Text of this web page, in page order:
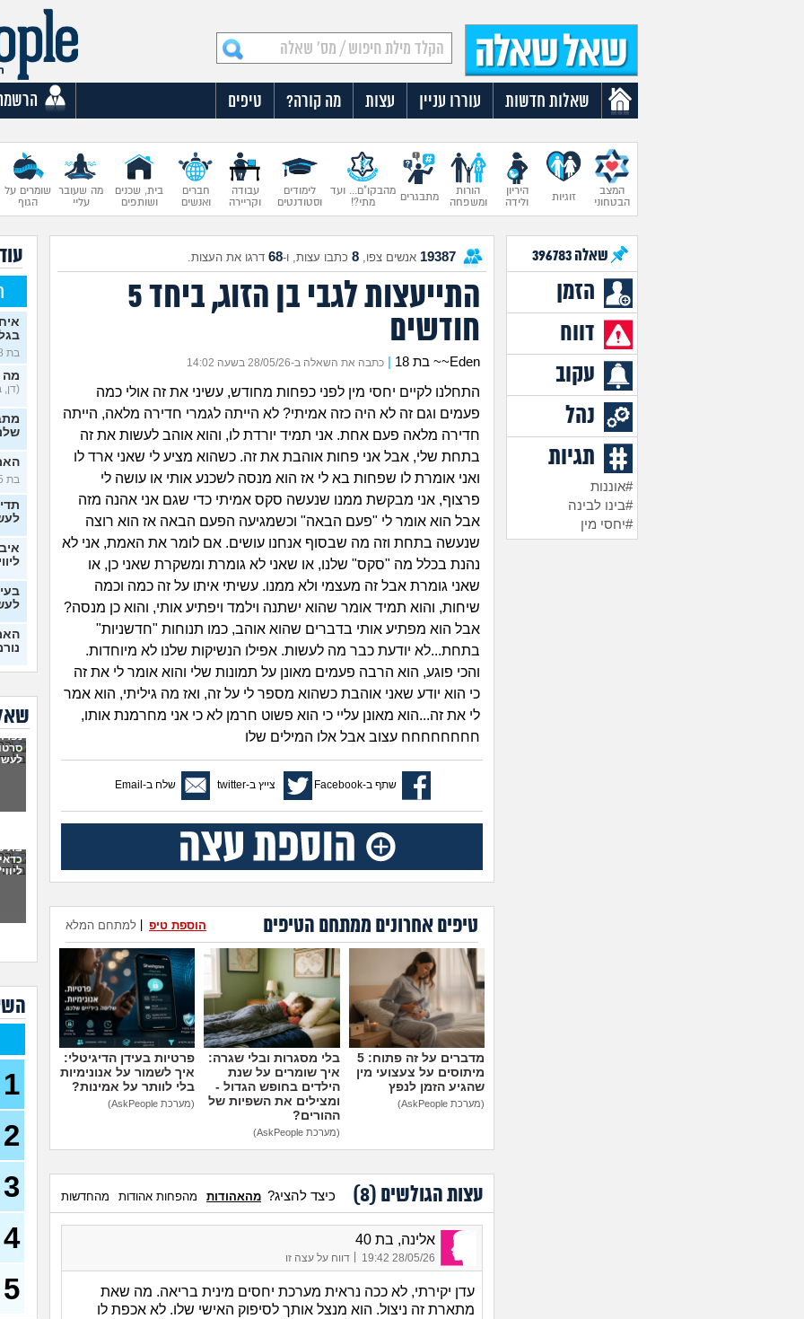
שאלות חדשות עוררו עניין עצות מה קורה? טיפים
המצב
הבטחוני
זוגיות
היריון
ולידה
הורות
ומשפחה
מתבגרים
מהבקו"ם... ועד
מתי?!
לימודים
וסטודנטים
עבודה
וקריירה
חברים
ואנשים
בית, שכנים
ושותפים
מה שעובר
עליי
שומרים על
הגוף
שאלה396783
הזמן
דווח
עקוב
נהל
תגיות
#אוננות
#בינו לבינה
#יחסי מין
19387 אנשים צפו, 8 כתבו עצות, ו-68 דרגו את העצות.
התייעצות לגבי בן הזוג, ביחד 5
חודשים
Eden~~ בת 18 כתבה את השאלה ב-28/05/26 בשעה 14:02
התחלנו לקיים יחסי מין לפני כפחות מחודש, עשיני את זה אולי כמה
פעמים וגם זה לא היה כזה אמיתי? לא הייתה לגמרי חדירה מלאה, הייתה
חדירה מלאה פעם אחת. אני תמיד יורדת לו, והוא אוהב לעשות את זה
בתחת שלי, אבל אני פחות אוהבת את זה. כשהוא מציע לי שאני ארד לו
ואני אומרת לו שפחות בא לי אז הוא מנסה לשכנע אותי או עושה לי
פרצוף, אני מבקשת ממנו שנעשה סקס אמיתי כדי שגם אני אהנה מזה
אבל הוא אומר לי "פעם הבאה" וכשמגיעה הפעם הבאה אז הוא רוצה
שנעשה בתחת וזה מה שבסוף אנחנו עושים. אם לומר את האמת, אני לא
נהנת בכלל מה "סקס" שלנו, או שאני לא גומרת ומשקרת שאני כן, או
שאני גומרת אבל זה מעצמי ולא ממנו. עשיתי איתו על זה כמה וכמה
שיחות, והוא תמיד אומר שהוא ישתנה וילמד ויפתיע אותי, והוא כן מנסה?
אבל הוא מפתיע אותי בדברים שהוא אוהב, כמו תנוחות "חדשניות"
בתחת...לא יודעת כבר מה לעשות. אפילו הנשיקות שלנו לא מיוחדות.
והכי פוגע, הוא הרבה פעמים מאונן על תמונות שלי והוא אומר לי את זה
כי הוא יודע שאני אוהבת כשהוא מספר לי על זה, ואז מה גיליתי, הוא אמר
לי את זה...הוא מאונן עליי כי הוא פשוט חרמן לא כי אני מחרמנת אותו,
חחחחחחחח עצוב אבל אלו המילים שלו
שתף ב-Facebook צייץ ב-twitter שלח ב-Email
טיפים אחרונים ממתחם הטיפים למתחם המלא הוספת טיפ
מדברים על זה פתוח: 5
מיתוסים על צעצועי מין
שהגיע הזמן לנפץ
(מערכת AskPeople)
בלי מסגרות ובלי שגרה:
איך שומרים על שנת
הילדים בחופש הגדול -
ומצילים את השפיות של
ההורים?
(מערכת AskPeople)
פרטיות בעידן הדיגיטלי:
איך לשמור על אנונימיות
בלי לוותר על אמינות?
(מערכת AskPeople)
עצות הגולשים (8
) כיצד להציג? מהאהודות מהפחות אהודות מהחדשות
אלינה, בת 40
28/05/26 19:42 דווח על עצה זו
עדן יקירתי, לא ככה נראית מערכת יחסים מינית בריאה. מה שאת
מתארת זה ניצול. הוא מנצל אותך לסיפוק האישי שלו. לא אכפת לו
בת 18)
מה
(דן, בן
בת 25)
ליווי
6
לא
מה
30)
עם
אח
1
2
3
4
5